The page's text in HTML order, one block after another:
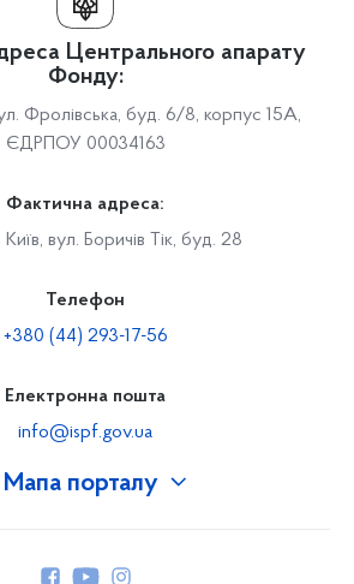
Мапа порталу
Центрального апарату
Фонду:
Фролівська, буд. 6/8, корпус 15А,
ЄДРПОУ 00034163
Фактична адреса:
вул. Боричів Тік, буд. 28
Телефон
+380 (44) 293-17-56
Електронна пошта
info@ispf.gov.ua